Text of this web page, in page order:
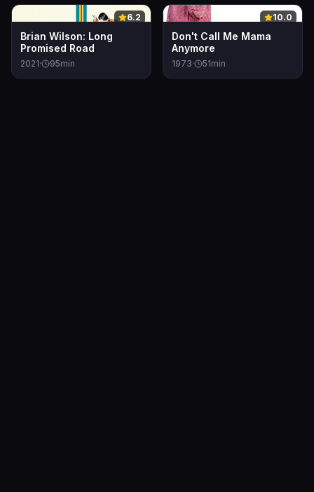
0 6.2
Brian Wilson: Long
Promised Road
2021· 95min
0 10.0
Don't Call Me Mama
Anymore
1973· 51min